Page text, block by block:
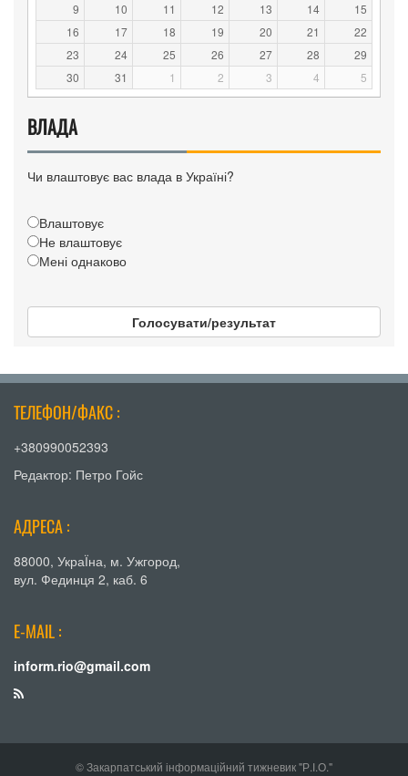
9 10 11 12 13 14
15
16
17 18 19 20 21
22
23
24 25 26 27 28
29
30
31 1 2 3 4 5
ВЛАДА
Чи влаштовує вас влада в Україні?
Влаштовує
Не влаштовує
Мені однаково
Голосувати/результат
ТЕЛЕФОН/ФАКС :
+380990052393
Редактор: Петро Гойс
АДРЕСА :
88000, УкраЇна, м. Ужгород,
вул. Фединця 2, каб. 6
E-MAIL :
inform.rio@gmail.com
© Закарпатський інформаційний тижневик "Р.І.О."